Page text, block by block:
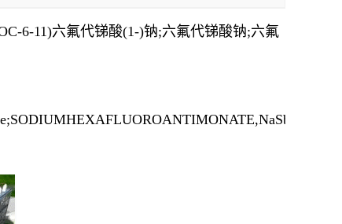
6-11)六氟代锑酸(1-)钠;六氟代锑酸钠;六氟